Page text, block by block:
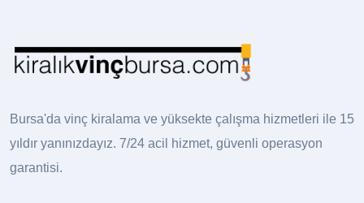
Bursa'da vinç kiralama ve yüksekte çalışma hizmetleri ile 15
yıldır yanınızdayız. 7/24 acil hizmet, güvenli operasyon
garantisi.